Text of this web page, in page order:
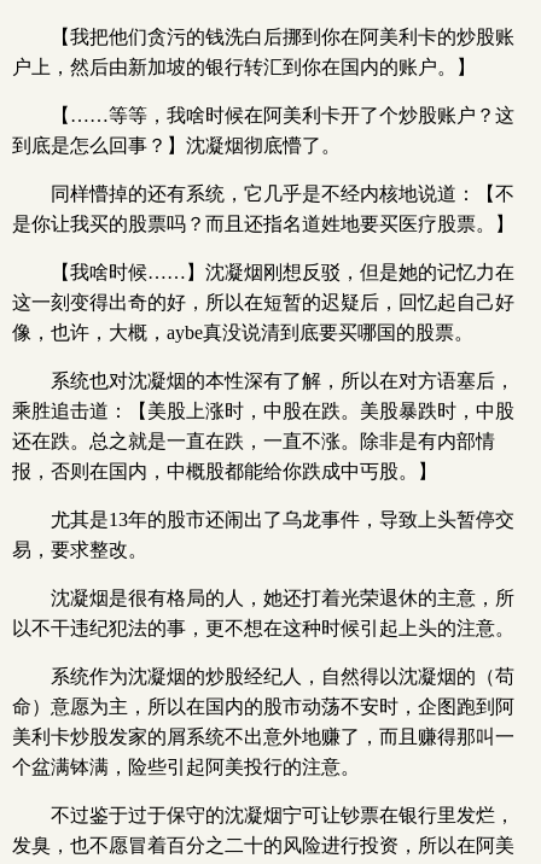
【我把他们贪污的钱洗白后挪到你在阿美利卡的炒股账
户上，然后由新加坡的银行转汇到你在国内的账户。】
【……等等，我啥时候在阿美利卡开了个炒股账户？这
到底是怎么回事？】沈凝烟彻底懵了。
同样懵掉的还有系统，它几乎是不经内核地说道：【不
是你让我买的股票吗？而且还指名道姓地要买医疗股票。】
【我啥时候……】沈凝烟刚想反驳，但是她的记忆力在
这一刻变得出奇的好，所以在短暂的迟疑后，回忆起自己好
像，也许，大概，aybe真没说清到底要买哪国的股票。
系统也对沈凝烟的本性深有了解，所以在对方语塞后，
乘胜追击道：【美股上涨时，中股在跌。美股暴跌时，中股
还在跌。总之就是一直在跌，一直不涨。除非是有内部情
报，否则在国内，中概股都能给你跌成中丐股。】
尤其是13年的股市还闹出了乌龙事件，导致上头暂停交
易，要求整改。
沈凝烟是很有格局的人，她还打着光荣退休的主意，所
以不干违纪犯法的事，更不想在这种时候引起上头的注意。
系统作为沈凝烟的炒股经纪人，自然得以沈凝烟的（苟
命）意愿为主，所以在国内的股市动荡不安时，企图跑到阿
美利卡炒股发家的屑系统不出意外地赚了，而且赚得那叫一
个盆满钵满，险些引起阿美投行的注意。
不过鉴于过于保守的沈凝烟宁可让钞票在银行里发烂，
发臭，也不愿冒着百分之二十的风险进行投资，所以在阿美